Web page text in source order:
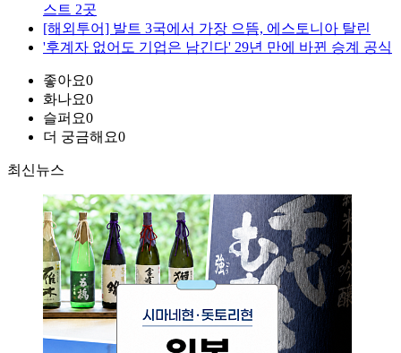
스트 2곳
[해외투어] 발트 3국에서 가장 으뜸, 에스토니아 탈린
'후계자 없어도 기업은 남긴다' 29년 만에 바뀐 승계 공식
좋아요0
화나요0
슬퍼요0
더 궁금해요0
최신뉴스